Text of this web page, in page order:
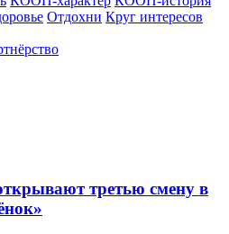
Отдохни Круг интересов
третью смену в